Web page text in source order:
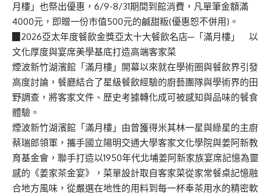
月樓」也祭出優惠，6/9-8/31期間到館消費，凡單筆金額滿
4000元，即贈一份市值500元的鹹甜粄(優惠恕不併用)。
▉2026亞太年度餐飲金獎亞太十大餐飲名店─「滿月樓」 以
文化厚度與宴席美學基底打造高端客家菜
煙波新竹湖濱館「滿月樓」開幕以來就在學術圈與餐飲界引發
高度討論，餐廳結合了星級餐飲經驗的廚藝團隊與學術界的田
野調查，將客家文件、歷史考據轉化成可被感知與品味的餐食
體驗。
煙波新竹湖濱館「滿月樓」由曾獲得米其林一星與綠星的主廚
蔡瑞郎領軍，攜手國立陽明交通大學客家文化學院與姜阿新教
育基金會，聯手打造以1950年代北埔姜阿新家族宴席記憶為靈
感的《姜家茶金宴》，菜單設計取自客家菜從家常餐桌記憶融
合地方風味，從嚴選在地性的用料到每一杯奉茶用水的精密軟